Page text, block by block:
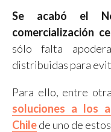
Se acabó el
comercialización
sólo falta
distribuidas para
Para ello, entre
soluciones a los
Chilede uno de